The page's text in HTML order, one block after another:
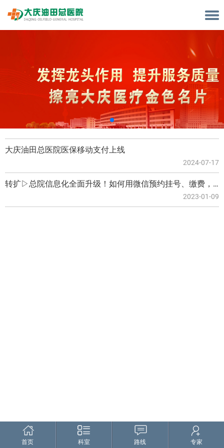
大庆油田总医院医保移动支付上线
2024-07-17
转扩▷总院信息化全面升级！如何用微信预约挂号、缴费，一文说清↘
2023-01-09
首页 科室 路线 专家